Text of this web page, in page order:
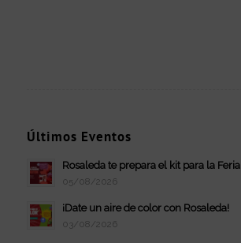
Últimos Eventos
Rosaleda te prepara el kit para la Feria
05/08/2026
¡Date un aire de color con Rosaleda!
03/08/2026